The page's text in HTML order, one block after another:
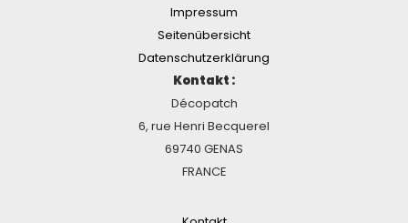
Impressum
Seitenübersicht
Datenschutzerklärung
Kontakt :
Décopatch
6, rue Henri Becquerel
69740 GENAS
FRANCE